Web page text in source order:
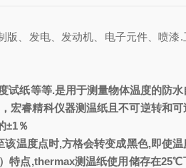
版、发电、发动机、电子元件、喷漆.
试纸等等.是用于测量物体温度的防
宏睿精科仪器测温纸且不可逆转和
±1％
该温度点时,方格会转变成黑色,即使温
特点,thermax测温纸使用储存在25℃